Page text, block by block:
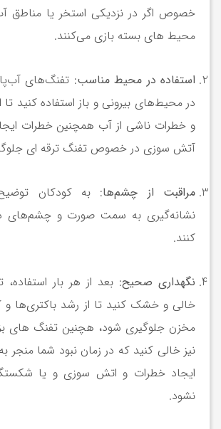
خصوص اگر در نزدیکی استخر یا مناطق
محیط های بسته بازی می‌کنند.
استفاده در محیط مناسب: تفنگ‌های
در محیط‌های بیرونی و باز استفاده کنید تا
و خطرات ناشی از آب همچنین خطرات
آتش سوزی در خصوص تفنگ ترقه ای
مراقبت از چشم‌ها: به کودکان
نشانه‌گیری به سمت صورت و چشم‌های
کنند.
نگهداری صحیح: بعد از هر بار
خالی و خشک کنید تا از رشد باکتری‌ها
مخزن جلوگیری شود، هچنین تفنگ های
نیز خالی کنید که در زمان نبود شما منجر
ایجاد خطرات و اتش سوزی و یا
نشود.